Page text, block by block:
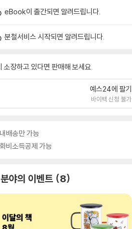
eBook이 출간되면 알려드립니다.
분철서비스 시작되면 알려드립니다.
소장하고 있다면 판매해 보세요.
예스24에 팔기
바이백 신청 불가
배송만 가능
비소득공제 가능
야의 이벤트 8